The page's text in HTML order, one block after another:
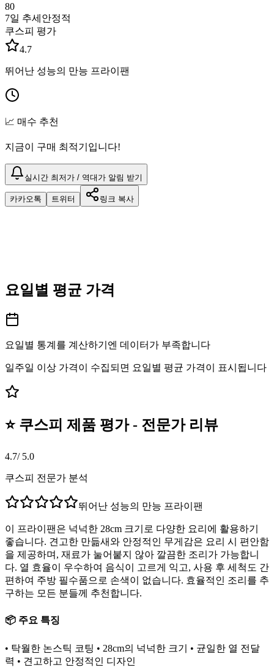
80
7일 추세 안정적
쿠스피 평가
4.7
뛰어난 성능의 만능 프라이팬
📈 매수 추천
지금이 구매 최적기입니다!
실시간 최저가 / 역대가 알림 받기
카카오톡 트위터 링크 복사
요일별 평균 가격
요일별 통계를 계산하기엔 데이터가 부족합니다
일주일 이상 가격이 수집되면 요일별 평균 가격이 표시됩니다
⭐ 쿠스피 제품 평가 - 전문가 리뷰
4.7/ 5.0
쿠스피 전문가 분석
뛰어난 성능의 만능 프라이팬
이 프라이팬은 넉넉한 28cm 크기로 다양한 요리에 활용하기
좋습니다. 견고한 만듦새와 안정적인 무게감은 요리 시 편안함
을 제공하며, 재료가 눌어붙지 않아 깔끔한 조리가 가능합니
다. 열 효율이 우수하여 음식이 고르게 익고, 사용 후 세척도 간
편하여 주방 필수품으로 손색이 없습니다. 효율적인 조리를 추
구하는 모든 분들께 추천합니다.
📦 주요 특징
• 탁월한 논스틱 코팅 • 28cm의 넉넉한 크기 • 균일한 열 전달
력 • 견고하고 안정적인 디자인